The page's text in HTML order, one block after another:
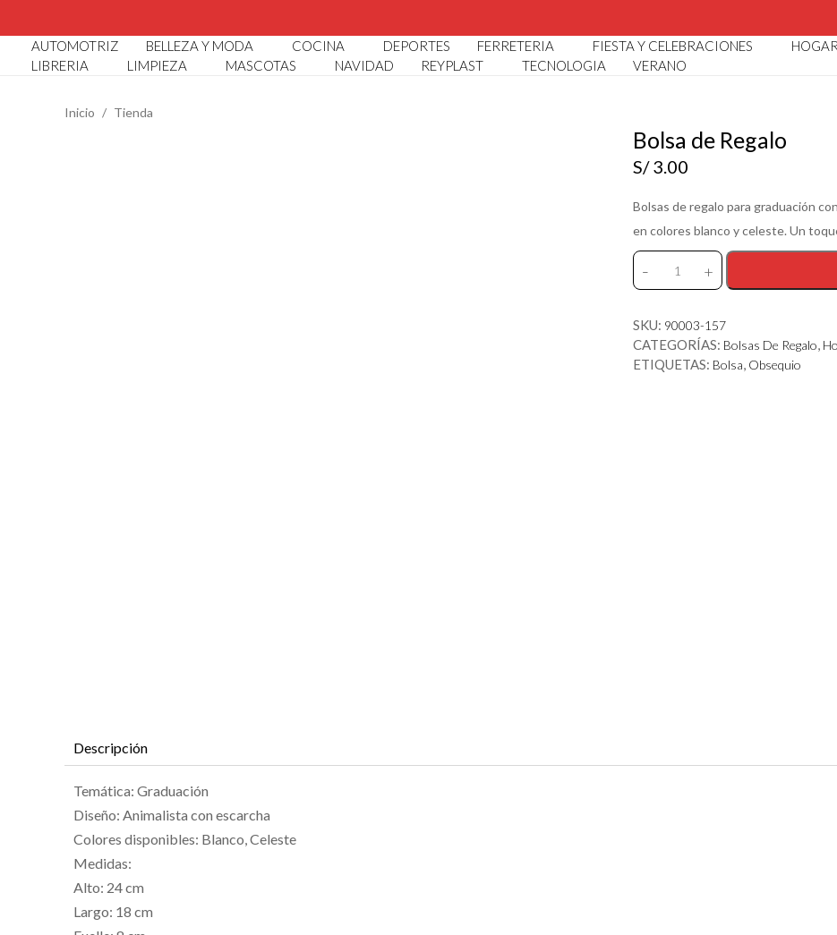
AUTOMOTRIZ BELLEZA Y MODA COCINA DEPORTES FERRETERIA FIESTA Y CELEBRACIONES HOGAR
LIBRERIA
LIMPIEZA MASCOTAS NAVIDAD REYPLAST TECNOLOGIA VERANO
SUGERENCIAS
Inicio Tienda
Bolsa de Regalo
S/3.00
Bolsas de regalo para graduación
en colores blanco y celeste. Un
-
cantidad
+
SKU: 90003-157
CATEGORÍAS: Bolsas De Regalo,
ETIQUETAS: Bolsa, Obsequio
Descripción
Temática: Graduación
Diseño: Animalista con escarcha
Colores disponibles: Blanco, Celeste
Medidas:
Alto: 24 cm
Largo: 18 cm